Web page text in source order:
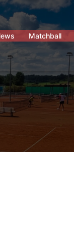
Matchball